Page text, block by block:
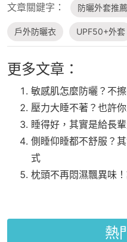
文章關鍵字： 防曬外套推薦
戶外防曬衣 UPF50+外套
更多文章：
敏感肌怎麼防曬？不
壓力大睡不著？也許
睡得好，其實是給長
側睡仰睡都不舒服？
式
枕頭不再悶濕飄異味
熱